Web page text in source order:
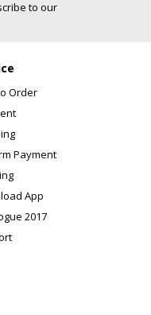
to our
Order
Payment
App
2017